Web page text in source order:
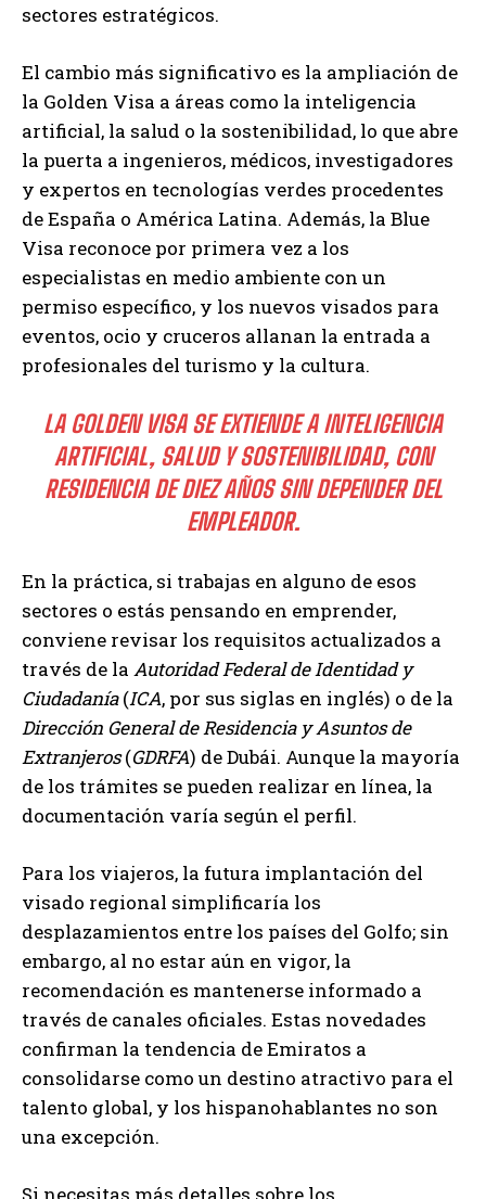
sectores estratégicos.
El cambio más significativo es la ampliación de
la Golden Visa a áreas como la inteligencia
artificial, la salud o la sostenibilidad, lo que abre
la puerta a ingenieros, médicos, investigadores
y expertos en tecnologías verdes procedentes
de España o América Latina. Además, la Blue
Visa reconoce por primera vez a los
especialistas en medio ambiente con un
permiso específico, y los nuevos visados para
eventos, ocio y cruceros allanan la entrada a
profesionales del turismo y la cultura.
LA GOLDEN VISA SE EXTIENDE A INTELIGENCIA
ARTIFICIAL, SALUD Y SOSTENIBILIDAD, CON
RESIDENCIA DE DIEZ AÑOS SIN DEPENDER DEL
EMPLEADOR.
En la práctica, si trabajas en alguno de esos
sectores o estás pensando en emprender,
conviene revisar los requisitos actualizados a
través de la Autoridad Federal de Identidad y
Ciudadanía(ICA, por sus siglas en inglés) o de la
Dirección General de Residencia y Asuntos de
Extranjeros(GDRFA) de Dubái. Aunque la mayoría
de los trámites se pueden realizar en línea, la
documentación varía según el perfil.
Para los viajeros, la futura implantación del
visado regional simplificaría los
desplazamientos entre los países del Golfo; sin
embargo, al no estar aún en vigor, la
recomendación es mantenerse informado a
través de canales oficiales. Estas novedades
confirman la tendencia de Emiratos a
consolidarse como un destino atractivo para el
talento global, y los hispanohablantes no son
una excepción.
Si necesitas más detalles sobre los